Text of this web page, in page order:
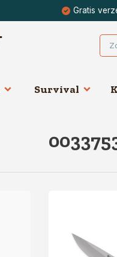
Gratis
Survival